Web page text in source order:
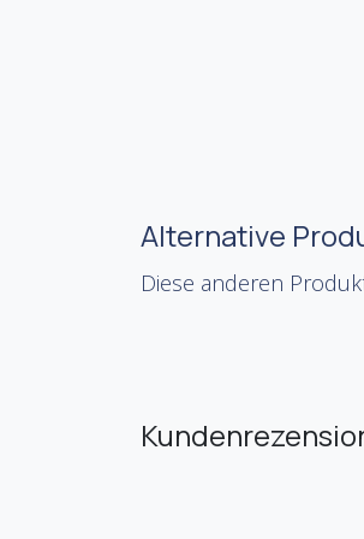
Alternative
Diese anderen